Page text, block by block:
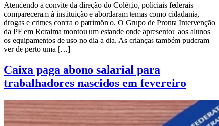
Atendendo a convite da direção do Colégio, policiais federais
compareceram à instituição e abordaram temas como cidadania,
drogas e crimes contra o patrimônio. O Grupo de Pronta Intervenção
da PF em Roraima montou um estande onde apresentou aos alunos
os equipamentos de uso no dia a dia. As crianças também puderam
ver de perto uma […]
Caixa paga abono salarial para
trabalhadores nascidos em fevereiro